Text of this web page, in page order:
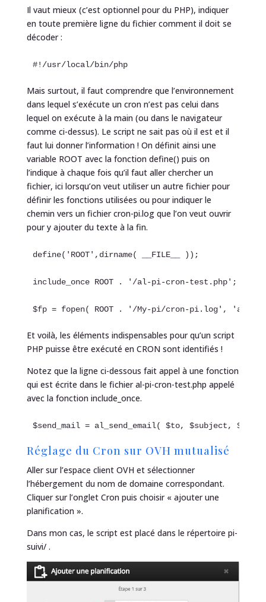
Il vaut mieux (c’est optionnel pour du PHP), indiquer
en toute première ligne du fichier comment il doit se
décoder :
#!/usr/local/bin/php
Mais surtout, il faut comprendre que l’environnement
dans lequel s’exécute un cron n’est pas celui dans
lequel on exécute à la main (ou dans le navigateur
comme ci-dessus). Le script ne sait pas où il est et il
faut lui donner l’information ! On définit ainsi une
variable ROOT avec la fonction define() puis on
l’indique à chaque fois qu’il faut aller chercher un
fichier, ici lorsqu’on veut utiliser un autre fichier pour
définir les fonctions utilisées ou pour indiquer le
chemin vers un fichier cron-pi.log que l’on veut ouvrir
pour y ajouter du texte à la fin.
define('ROOT',dirname( __FILE__ ));
include_once ROOT . '/al-pi-cron-test.php';
$fp = fopen( ROOT . '/My-pi/cron-pi.log', 'a' );
Et voilà, les éléments indispensables pour qu’un script
PHP puisse être exécuté en CRON sont identifiés !
Notez que la ligne ci-dessous fait appel à une fonction
qui est écrite dans le fichier al-pi-cron-test.php appelé
avec la fonction include_once.
$send_mail = al_send_email( $to, $subject,
Réglage du Cron sur OVH mutualisé
Aller sur l’espace client OVH et sélectionner
l’hébergement du nom de domaine correspondant.
Cliquer sur l’onglet Cron puis choisir « ajouter une
planification ».
Dans mon cas, le script est placé dans le répertoire pi-
suivi/ .